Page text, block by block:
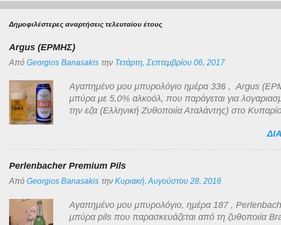
Δημοφιλέστερες αναρτήσεις τελευταίου έτους
Argus (ΕΡΜΗΣ)
Από Georgios Banasakis την Τετάρτη, Σεπτεμβρίου 06, 2017
Αγαπημένο μου μπυρολόγιο ημέρα 336 , Argus
μπύρα με 5,0% αλκοόλ, που παράγεται για
την εζα (Ελληνική Ζυθοποιία Αταλάντης) στο
άρωμα της κλασσικό της κατηγορίας, όπως και η
αρκετά τίμια!
Perlenbacher Premium Pils
Από Georgios Banasakis την Κυριακή, Αυγούστου 28, 2016
Αγαπημένο μου μπυρολόγιο, ημέρα 187 ,
μπύρα pils που παρασκευάζεται από τη ζυθοποιία